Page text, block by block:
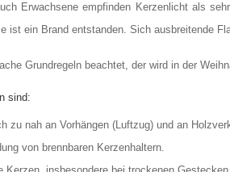
Erwachsene empfinden Kerzenlicht als
ist ein Brand entstanden. Sich ausbreitende
Grundregeln beachtet, der wird in der
sind:
zu nah an Vorhängen (Luftzug) und an
von brennbaren Kerzenhaltern.